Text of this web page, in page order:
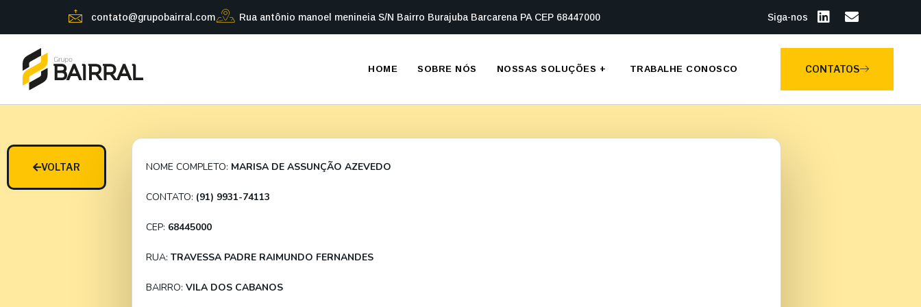
contato@grupobairral.com Rua antônio manoel menineia S/N Bairro Burajuba Barcarena PA CEP 68447000 Siga-nos
HOME SOBRE NÓS NOSSAS SOLUÇÕES + TRABALHE CONOSCO CONTATOS
VOLTAR NOME COMPLETO: MARISA DE ASSUNÇÃO AZEVEDO
CONTATO: (91) 9931-74113
CEP: 68445000
RUA: TRAVESSA PADRE RAIMUNDO FERNANDES
BAIRRO: VILA DOS CABANOS